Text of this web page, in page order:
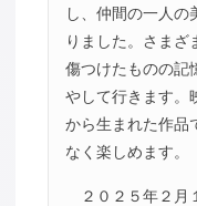
し、仲間の一人の
りました。さまざ
傷つけたものの記
やして行きます。
から生まれた作品
なく楽しめます。
２０２５年２月